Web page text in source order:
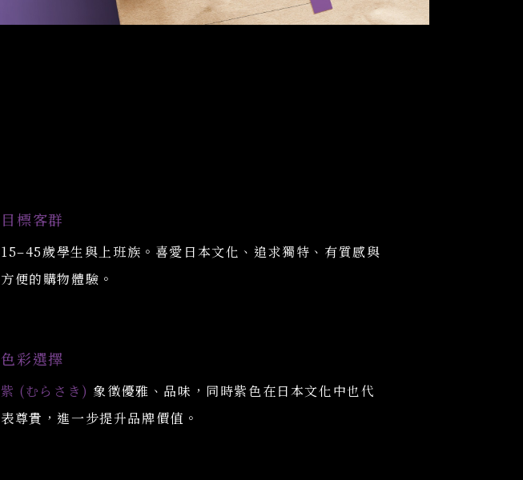
目標客群
15–45歲學生與上班族。喜愛日本文化、追求獨特、有質感與
方便的購物體驗。
色彩選擇
紫 (むらさき) 象徵優雅、品味，同時紫色在日本文化中也代
表尊貴，進一步提升品牌價值。